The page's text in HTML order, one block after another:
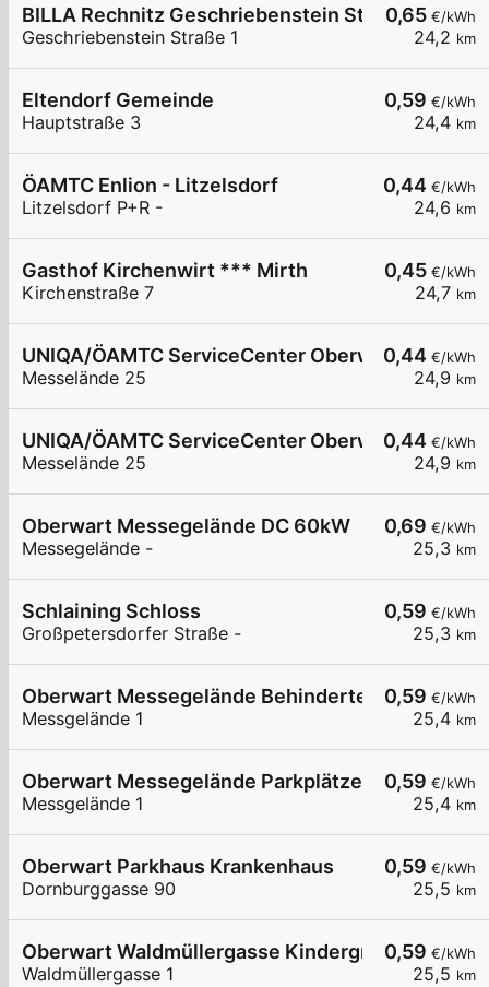
0,65 €/kWh
24,2 km
BILLA Rechnitz Geschriebenstein Strasse
Geschriebenstein Straße 1
0,59 €/kWh
24,4 km
Eltendorf Gemeinde
Hauptstraße 3
0,44 €/kWh
24,6 km
ÖAMTC Enlion - Litzelsdorf
Litzelsdorf P+R -
0,45 €/kWh
24,7 km
Gasthof Kirchenwirt *** Mirth
Kirchenstraße 7
0,44 €/kWh
24,9 km
UNIQA/ÖAMTC ServiceCenter Oberwart - 1
Messelände 25
0,44 €/kWh
24,9 km
UNIQA/ÖAMTC ServiceCenter Oberwart - 2
Messelände 25
0,69 €/kWh
25,3 km
Oberwart Messegelände DC 60kW
Messegelände -
0,59 €/kWh
25,3 km
Schlaining Schloss
Großpetersdorfer Straße -
0,59 €/kWh
25,4 km
Oberwart Messegelände Behinderten Parkplatz
Messgelände 1
0,59 €/kWh
25,4 km
Oberwart Messegelände Parkplätze
Messgelände 1
0,59 €/kWh
25,5 km
Oberwart Parkhaus Krankenhaus
Dornburggasse 90
0,59 €/kWh
25,5 km
Oberwart Waldmüllergasse Kindergrippe
Waldmüllergasse 1